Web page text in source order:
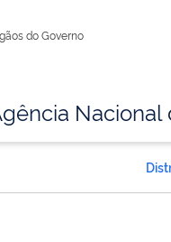
do Governo
Nacional